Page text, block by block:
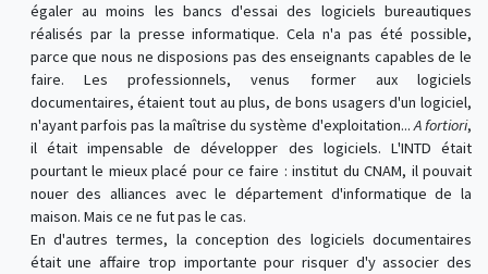
égaler au moins les bancs d'essai des logiciels bureautiques
réalisés par la presse informatique. Cela n'a pas été possible,
parce que nous ne disposions pas des enseignants capables de le
faire. Les professionnels, venus former aux logiciels
documentaires, étaient tout au plus, de bons usagers d'un logiciel,
n'ayant parfois pas la maîtrise du système d'exploitation...A fortiori,
il était impensable de développer des logiciels. L'INTD était
pourtant le mieux placé pour ce faire : institut du CNAM, il pouvait
nouer des alliances avec le département d'informatique de la
maison. Mais ce ne fut pas le cas.
En d'autres termes, la conception des logiciels documentaires
était une affaire trop importante pour risquer d'y associer des